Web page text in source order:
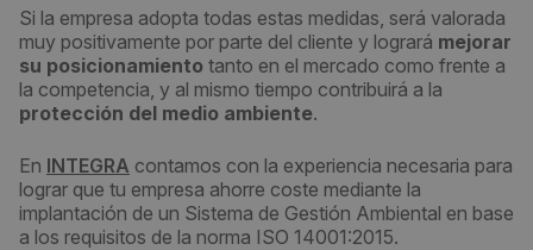
Si la empresa adopta todas estas medidas, será valorada
muy positivamente por parte del cliente y logrará mejorar
su posicionamiento tanto en el mercado como frente a
la competencia, y al mismo tiempo contribuirá a la
protección del medio ambiente.
En INTEGRA contamos con la experiencia necesaria para
lograr que tu empresa ahorre coste mediante la
implantación de un Sistema de Gestión Ambiental en base
a los requisitos de la norma ISO 14001:2015.